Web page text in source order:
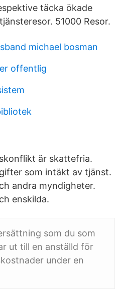
täcka ökade
51000 Resor.
michael bosman
offentlig
är skattefria.
som intäkt av tjänst.
andra myndigheter.
enskilda.
som du som
ut till en anställd för
under en